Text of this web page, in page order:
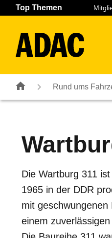
Navigation Seiteninhalt
Top Themen
Rund ums
Die Wartburg 311
1965 in der DDR
mit
einem